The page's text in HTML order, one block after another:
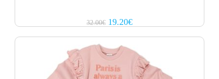
32.00€ Original
price
19.20€Current
price